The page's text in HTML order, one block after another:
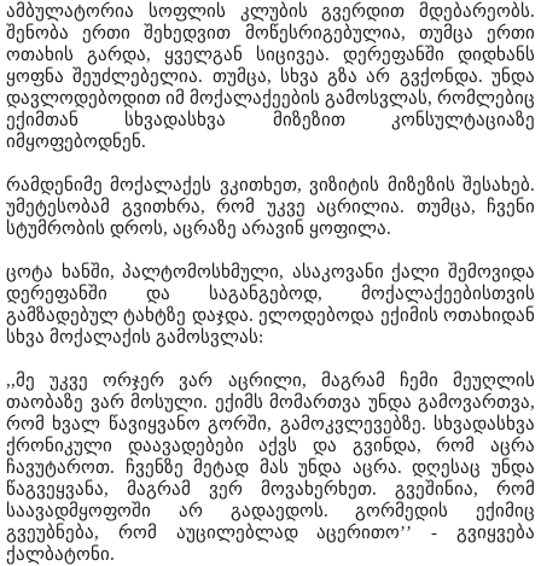
ამბულატორია სოფლის კლუბის გვერდით მდებარეობს.
შენობა ერთი შეხედვით მოწესრიგებულია, თუმცა ერთი
ოთახის გარდა, ყველგან სიცივეა. დერეფანში დიდხანს
ყოფნა შეუძლებელია. თუმცა, სხვა გზა არ გვქონდა. უნდა
დავლოდებოდით იმ მოქალაქეების გამოსვლას, რომლებიც
ექიმთან სხვადასხვა მიზეზით კონსულტაციაზე
იმყოფებოდნენ.
რამდენიმე მოქალაქეს ვკითხეთ, ვიზიტის მიზეზის შესახებ.
უმეტესობამ გვითხრა, რომ უკვე აცრილია. თუმცა, ჩვენი
სტუმრობის დროს, აცრაზე არავინ ყოფილა.
ცოტა ხანში, პალტომოსხმული, ასაკოვანი ქალი შემოვიდა
დერეფანში და საგანგებოდ, მოქალაქეებისთვის
გამზადებულ ტახტზე დაჯდა. ელოდებოდა ექიმის ოთახიდან
სხვა მოქალაქის გამოსვლას:
,,მე უკვე ორჯერ ვარ აცრილი, მაგრამ ჩემი მეუღლის
თაობაზე ვარ მოსული. ექიმს მომართვა უნდა გამოვართვა,
რომ ხვალ წავიყვანო გორში, გამოკვლევებზე. სხვადასხვა
ქრონიკული დაავადებები აქვს და გვინდა, რომ აცრა
ჩავუტაროთ. ჩვენზე მეტად მას უნდა აცრა. დღესაც უნდა
წაგვეყვანა, მაგრამ ვერ მოვახერხეთ. გვეშინია, რომ
საავადმყოფოში არ გადაედოს. გორმედის ექიმიც
გვეუბნება, რომ აუცილებლად აცერითო’’ - გვიყვება
ქალბატონი.